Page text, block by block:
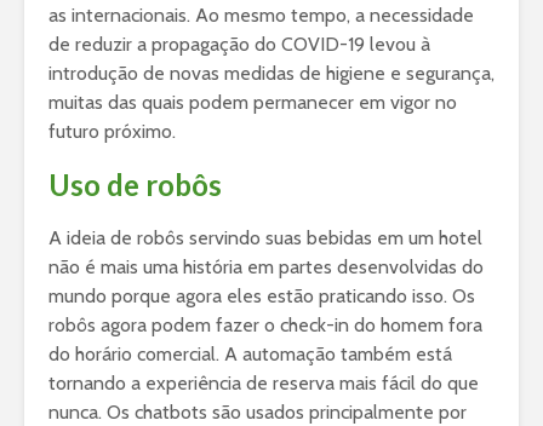
as internacionais. Ao mesmo tempo, a necessidade
de reduzir a propagação do COVID-19 levou à
introdução de novas medidas de higiene e segurança,
muitas das quais podem permanecer em vigor no
futuro próximo.
Uso de robôs
A ideia de robôs servindo suas bebidas em um hotel
não é mais uma história em partes desenvolvidas do
mundo porque agora eles estão praticando isso. Os
robôs agora podem fazer o check-in do homem fora
do horário comercial. A automação também está
tornando a experiência de reserva mais fácil do que
nunca. Os chatbots são usados principalmente por